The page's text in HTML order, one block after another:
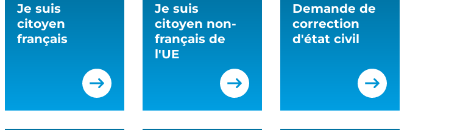
Je suis
citoyen
français
Je suis
citoyen non-
français de
l'UE
Demande de
correction
d'état civil